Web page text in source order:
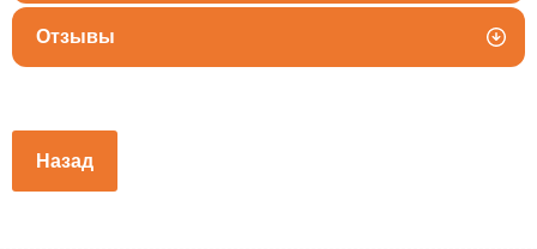
Отзывы
Назад